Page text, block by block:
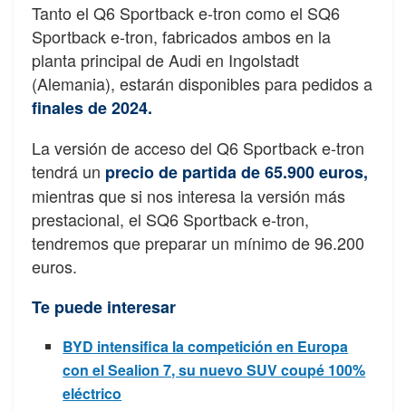
Tanto el Q6 Sportback e-tron como el SQ6
Sportback e-tron, fabricados ambos en la
planta principal de Audi en Ingolstadt
(Alemania), estarán disponibles para pedidos a
finales de 2024.
La versión de acceso del Q6 Sportback e-tron
tendrá un precio de partida de 65.900 euros,
mientras que si nos interesa la versión más
prestacional, el SQ6 Sportback e-tron,
tendremos que preparar un mínimo de 96.200
euros.
Te puede interesar
BYD intensifica la competición en Europa
con el Sealion 7, su nuevo SUV coupé 100%
eléctrico